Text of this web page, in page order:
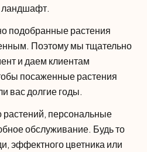
ландшафт.
подобранные растения
Поэтому мы тщательно
и даем клиентам
посаженные растения
вас долгие годы.
персональные
обслуживание. Будь то
эффектного цветника или